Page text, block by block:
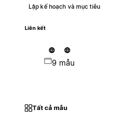
Lập kế hoạch và mục tiêu
Liên kết
9 mẫu
Tất cả mẫu